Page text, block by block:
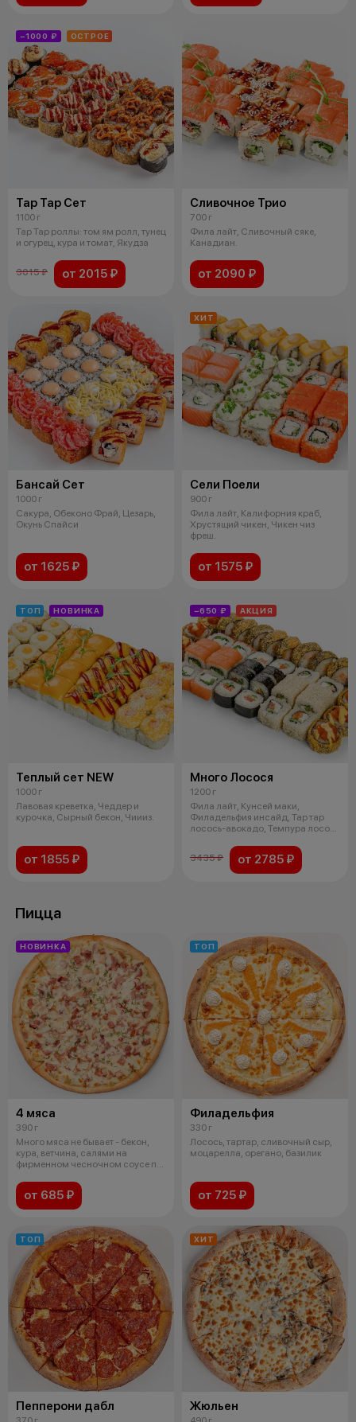
−1000 ₽ ОСТРОЕ
Тар Тар Сет
1100 г
Тар Тар роллы: том ям ролл, тунец
и огурец, кура и томат, Якудза
3015 ₽ от 2015 ₽
Сливочное Трио
700 г
Фила лайт, Сливочный сяке,
Канадиан.
от 2090 ₽
Бансай Сет
1000 г
Сакура, Обеконо Фрай, Цезарь,
Окунь Спайси
от 1625 ₽
ХИТ
Сели Поели
900 г
Фила лайт, Калифорния краб,
Хрустящий чикен, Чикен чиз
фреш.
от 1575 ₽
ТОП НОВИНКА
Теплый сет NEW
1000 г
Лавовая креветка, Чеддер и
курочка, Сырный бекон, Чиииз.
от 1855 ₽
−650 ₽ АКЦИЯ
Много Лосося
1200 г
Фила лайт, Кунсей маки,
Филадельфия инсайд, Тар тар
лосось-авокадо, Темпура лосось
3435 ₽
от 2785 ₽
Пицца
НОВИНКА
4 мяса
390 г
Много мяса не бывает - бекон,
кура, ветчина, салями на
фирменном чесночном соусе по
от 685 ₽
ТОП
Филадельфия
330 г
Лосось, тартар, сливочный сыр,
моцарелла, орегано, базилик
от 725 ₽
ТОП
Пепперони дабл
ХИТ
Жюльен